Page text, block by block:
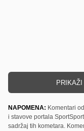
PRIKAŽI
NAPOMENA: Komentari
i stavove portala
sadržaj tih kometara.